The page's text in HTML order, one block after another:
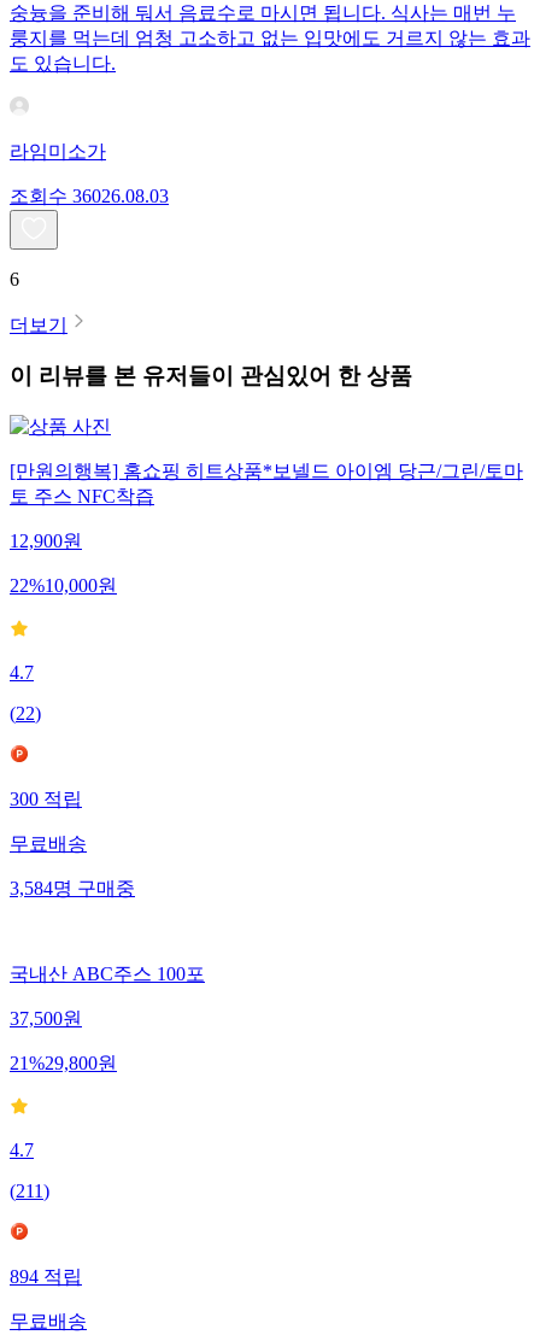
숭늉을 준비해 둬서 음료수로 마시면 됩니다. 식사는 매번 누
룽지를 먹는데 엄청 고소하고 없는 입맛에도 거르지 않는 효과
도 있습니다.
라임미소가
조회수 36026.08.03
6
더보기
이 리뷰를 본 유저들이 관심있어 한 상품
[만원의행복] 홈쇼핑 히트상품*보넬드 아이엠 당근/그린/토마
토 주스 NFC착즙
12,900원
22%10,000원
4.7
(22)
300 적립
무료배송
3,584명 구매중
국내산 ABC주스 100포
37,500원
21%29,800원
4.7
(211)
894 적립
무료배송